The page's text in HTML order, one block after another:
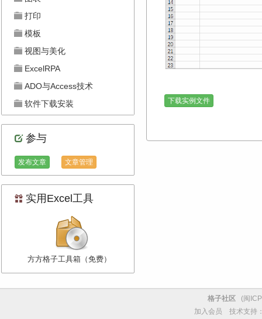
打印
模板
视图与美化
ExcelRPA
ADO与Access技术
软件下载安装
参与
发布文章 文章管理
实用Excel工具
方方格子工具箱（免费）
下载实例文件
格子社区 (闽
加入会员
技术支持